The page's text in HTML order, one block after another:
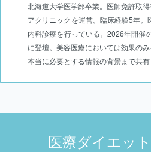
北海道大学医学部卒業。医師免許取
アクリニックを運営。臨床経験5年
内科診療を行っている。2026年開催
に登壇。美容医療においては効果の
本当に必要とする情報の背景まで共
医療ダイエッ